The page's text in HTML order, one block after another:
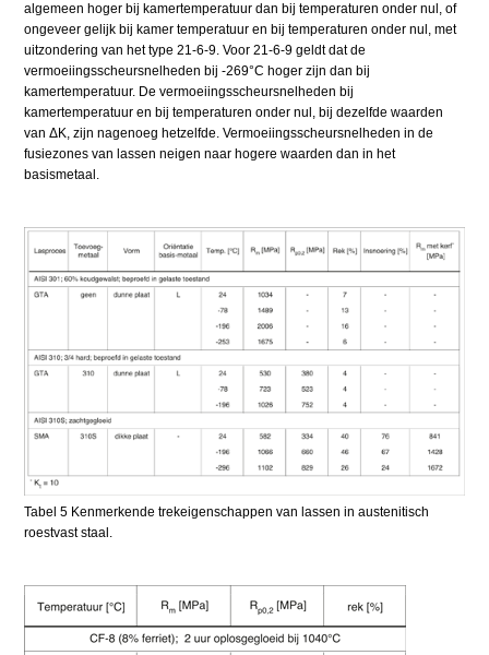
algemeen hoger bij kamertemperatuur dan bij temperaturen onder nul, of
ongeveer gelijk bij kamer temperatuur en bij temperaturen onder nul, met
uitzondering van het type 21-6-9. Voor 21-6-9 geldt dat de
vermoeiingsscheursnelheden bij -269°C hoger zijn dan bij
kamertemperatuur. De vermoeiingsscheursnelheden bij
kamertemperatuur en bij temperaturen onder nul, bij dezelfde waarden
van ΔK, zijn nagenoeg hetzelfde. Vermoeiingsscheursnelheden in de
fusiezones van lassen neigen naar hogere waarden dan in het
basismetaal.
Tabel 5 Kenmerkende trekeigenschappen van lassen in austenitisch
roestvast staal.